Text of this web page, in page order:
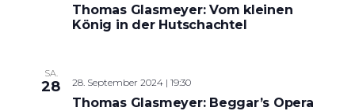
Thomas Glasmeyer: Vom kleinen
König in der Hutschachtel
SA.
28 28. September 2024 | 19:30
Thomas Glasmeyer: Beggar’s Opera